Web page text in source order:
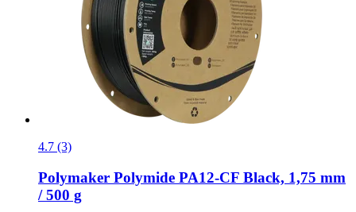
4.7 (3)
Polymaker Polymide PA12-​CF Black, 1,75 mm
/ 500 g